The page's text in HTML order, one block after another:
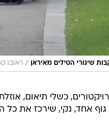
שיגורי הטילים מאיראן / ראובן
כשלי תיאום, אוזלת
אחד, נקי, שירכז את כל